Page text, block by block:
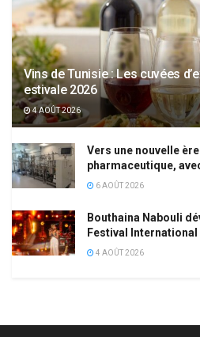
Vins de Tunisie : Les cuvées
estivale 2026
4 AOÛT 2026
Vers une nouvelle
pharmaceutique,
6 AOÛT 2026
Bouthaina Nabouli
Festival
4 AOÛT 2026